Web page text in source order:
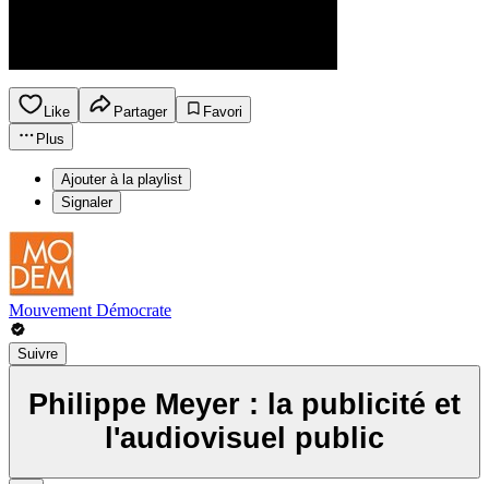
Like Partager
Favori
Plus
Ajouter à la playlist
Signaler
Mouvement Démocrate
Suivre
Philippe Meyer : la publicité et
l'audiovisuel public